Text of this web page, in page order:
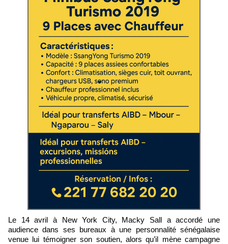
Le 14 avril à New York City, Macky Sall a accordé une
audience dans ses bureaux à une personnalité sénégalaise
venue lui témoigner son soutien, alors qu’il mène campagne